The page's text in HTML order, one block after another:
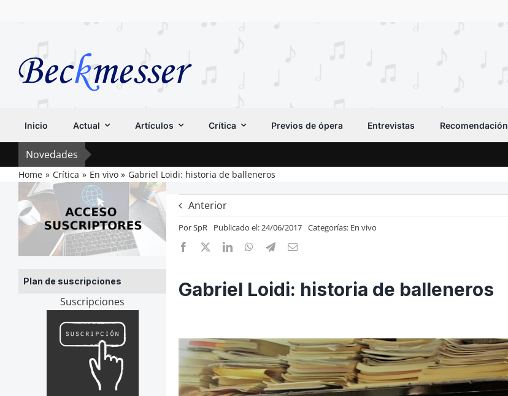
Inicio Actual Artículos Crítica Previos de ópera Entrevistas Recomendación
Novedades
Home Crítica En vivo Gabriel Loidi: historia de balleneros
Plan de suscripciones
Suscripciones
Anterior
PorSpR Publicado el: 24/06/2017 Categorías: En vivo
Gabriel Loidi: historia de balleneros